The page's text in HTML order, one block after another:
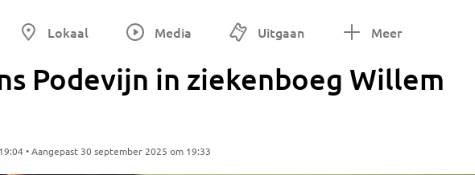
Lokaal Media Uitgaan Meer
Podevijn in ziekenboeg Willem
• Aangepast 30 september 2025 om 19:33